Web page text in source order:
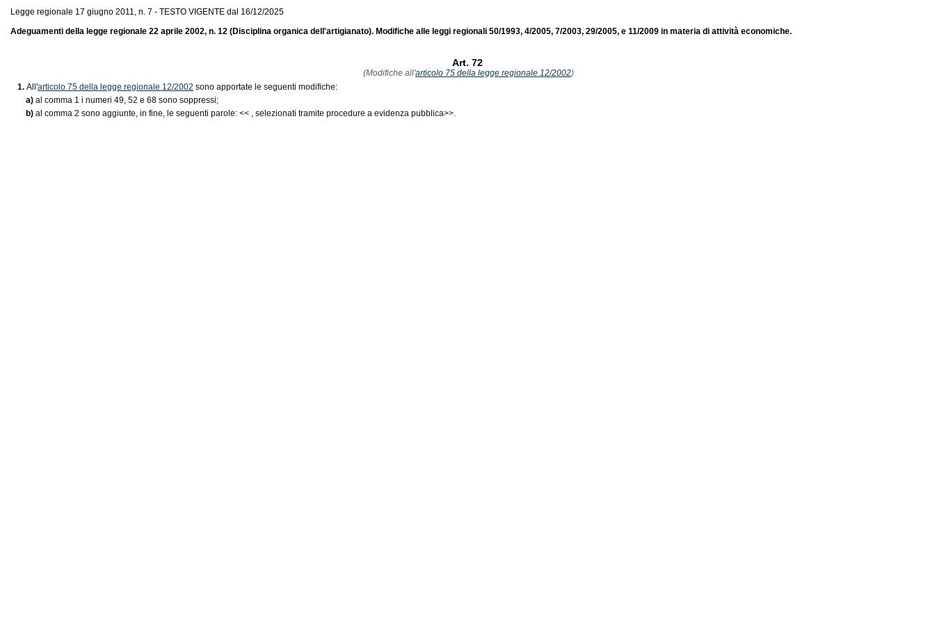
Legge regionale 17 giugno 2011, n. 7 - TESTO VIGENTE dal 16/12/2025
Adeguamenti della legge regionale 22 aprile 2002, n. 12 (Disciplina organica dell'artigianato). Modifiche alle leggi regionali 50/1993, 4/2005, 7/2003, 29/2005, e 11/2009 in materia di attività economiche.
Art. 72
(Modifiche all'articolo 75 della legge regionale 12/2002)
1. All'articolo 75 della legge regionale 12/2002 sono apportate le seguenti modifiche:
a)al comma 1 i numeri 49, 52 e 68 sono soppressi;
b)al comma 2 sono aggiunte, in fine, le seguenti parole: << , selezionati tramite procedure a evidenza pubblica>>.